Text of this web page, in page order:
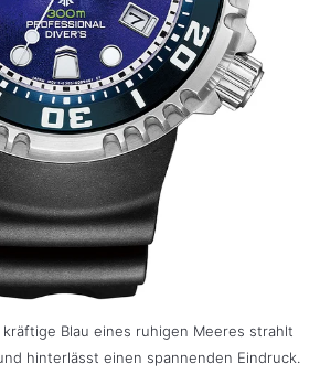
kräftige Blau eines ruhigen Meeres strahlt
hinterlässt einen spannenden Eindruck.